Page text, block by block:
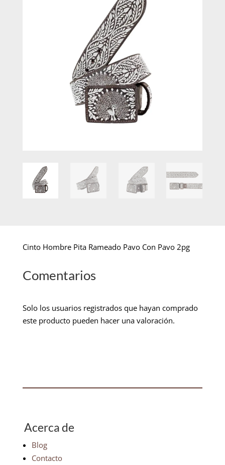
Cinto Hombre Pita Rameado Pavo Con Pavo 2pg
Comentarios
Solo los usuarios registrados que hayan comprado
este producto pueden hacer una valoración.
Acerca de
Blog
Contacto